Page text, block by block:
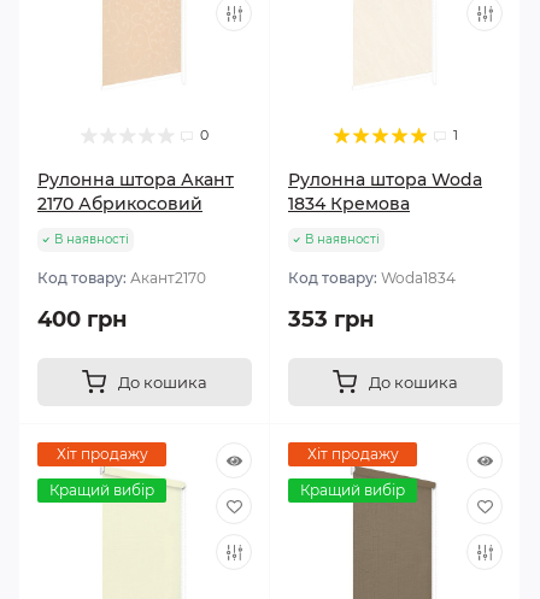
0
Рулонна штора Акант
2170 Абрикосовий
В наявності
Код товару: Акант2170
400 грн
До кошика
1
Рулонна штора Woda
1834 Кремова
В наявності
Код товару: Woda1834
353 грн
До кошика
Хіт продажу
Кращий вибір
Хіт продажу
Кращий вибір